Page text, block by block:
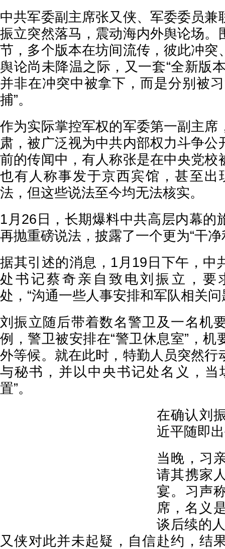
中共军委副主席张又侠、军委委员兼
振立突然落马，震动海内外舆论场。
节，多个版本在坊间流传，彼此冲突
舆论尚未降温之际，又一套“全新版
并非在冲突中被拿下，而是分别被
捕”。
作为实际掌控军权的军委第一副主席
肃，被广泛视为中共内部权力斗争公
前的传闻中，有人称张是在中央党校
也有人称事发于京西宾馆，甚至出
法，但这些说法至今均无法核实。
1月26日，长期爆料中共高层内幕的
再抛重磅说法，披露了一个更为“干净
据其引述的消息，1月19日下午，中
处书记蔡奇亲自致电刘振立，要
处，“沟通一些人事安排和军队相关问
刘振立随后带着数名警卫及一名机
例，警卫被安排在“警卫休息室”，机
外等候。就在此时，特勤人员突然行
与秘书，并以中央书记处名义，当
置”。
在确认刘
近平随即
当晚，习
请其携家
宴。习声
席，名义
谈后续的
又侠对此并未起疑，自信赴约，结